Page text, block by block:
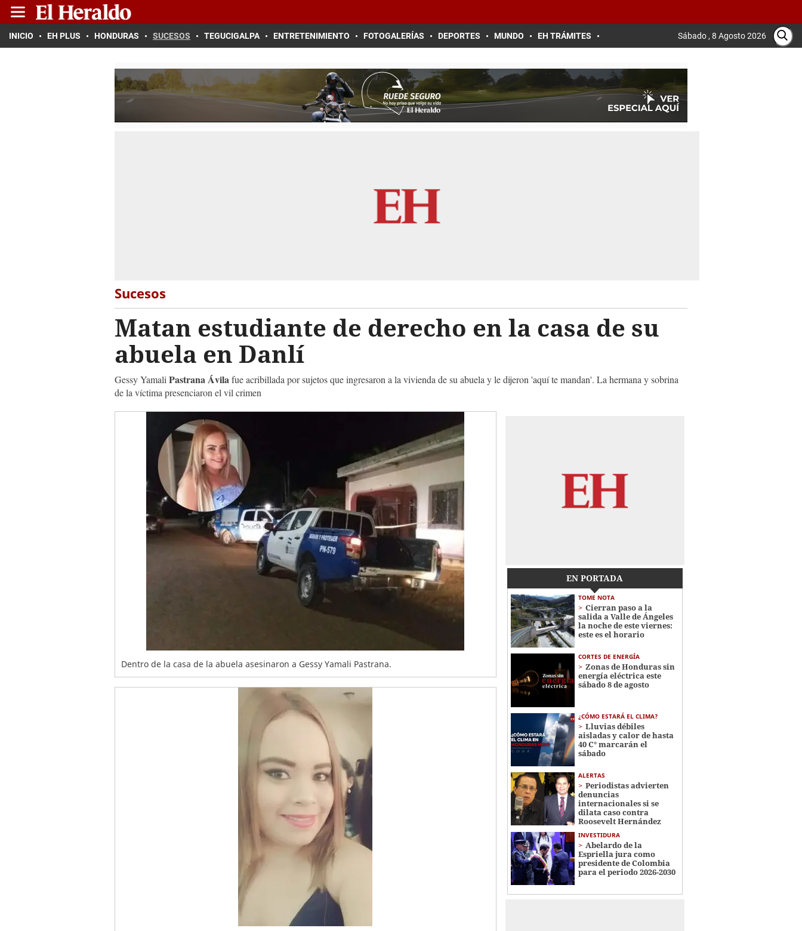
INICIO EH PLUS HONDURAS SUCESOS TEGUCIGALPA ENTRETENIMIENTO FOTOGALERÍAS DEPORTES MUNDO EH TRÁMITES Sábado , 8 Agosto 2026
Sucesos
Matan estudiante de derecho en la casa de su
abuela en Danlí
Gessy Yamali Pastrana Ávilafue acribillada por sujetos que ingresaron a la vivienda de su abuela y le dijeron 'aquí te mandan'. La hermana y sobrina
de la víctima presenciaron el vil crimen
Dentro de la casa de la abuela asesinaron a Gessy Yamali Pastrana.
EN PORTADA
TOME NOTA
Cierran paso a la
salida a Valle de Ángeles
la noche de este viernes:
este es el horario
CORTES DE ENERGÍA
Zonas de Honduras sin
energía eléctrica este
sábado 8 de agosto
¿CÓMO ESTARÁ EL CLIMA?
Lluvias débiles
aisladas y calor de hasta
40 C° marcarán el
sábado
ALERTAS
Periodistas advierten
denuncias
internacionales si se
dilata caso contra
Roosevelt Hernández
INVESTIDURA
Abelardo de la
Espriella jura como
presidente de Colombia
para el periodo 2026-2030